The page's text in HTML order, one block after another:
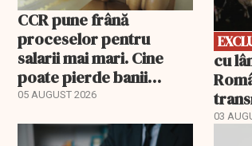
CCR pune frână
proceselor pentru
salarii mai mari. Cine
poate pierde banii
ceruți statului
05 AUGUST 2026
cu
03